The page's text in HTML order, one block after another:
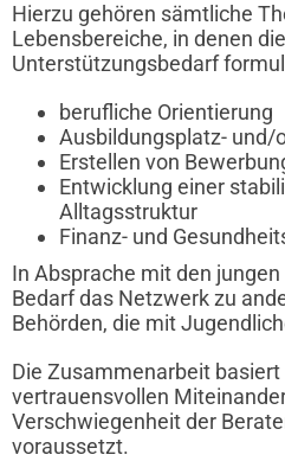
Hierzu gehören sämtliche
Lebensbereiche, in denen
Unterstützungsbedarf
berufliche Orientierung
Ausbildungsplatz- und/
Erstellen von
Entwicklung einer
Alltagsstruktur
Finanz- und
In Absprache mit den
Bedarf das Netzwerk zu
Behörden, die mit
Die Zusammenarbeit
vertrauensvollen
Verschwiegenheit der
voraussetzt.